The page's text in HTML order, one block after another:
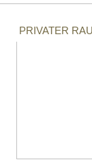
PRIVATER